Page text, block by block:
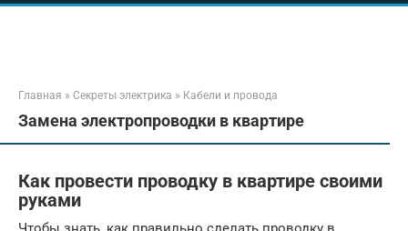
Главная » Секреты электрика » Кабели и провода
Замена электропроводки в квартире
Как провести проводку в квартире своими
руками